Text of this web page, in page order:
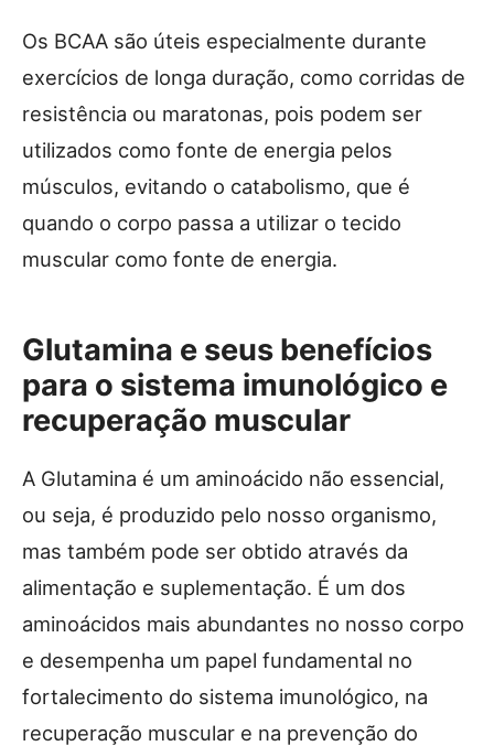
Os BCAA são úteis especialmente durante
exercícios de longa duração, como corridas de
resistência ou maratonas, pois podem ser
utilizados como fonte de energia pelos
músculos, evitando o catabolismo, que é
quando o corpo passa a utilizar o tecido
muscular como fonte de energia.
Glutamina e seus benefícios
para o sistema imunológico e
recuperação muscular
A Glutamina é um aminoácido não essencial,
ou seja, é produzido pelo nosso organismo,
mas também pode ser obtido através da
alimentação e suplementação. É um dos
aminoácidos mais abundantes no nosso corpo
e desempenha um papel fundamental no
fortalecimento do sistema imunológico, na
recuperação muscular e na prevenção do